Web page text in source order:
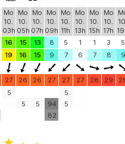
Mo
10.
03h
Mo
10.
05h
Mo
10.
07h
Mo
10.
09h
Mo
10.
11h
Mo
10.
13h
Mo
10.
15h
Mo
10.
17h
16 15 13 8 5 1 1 3
5
19 16 15 9 7 6 7 8 9
27 26 26 27 27 27 28 29
5
5
5
94
82
5
5